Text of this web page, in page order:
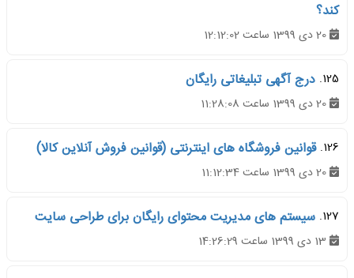
کند؟
20 دی 1399 ساعت 12:12:02
125. درج آگهی تبلیغاتی رایگان
20 دی 1399 ساعت 11:28:08
126. قوانین فروشگاه های اینترنتی (قوانین فروش آنلاین کالا)
20 دی 1399 ساعت 11:12:34
127. سیستم های مدیریت محتوای رایگان برای طراحی سایت